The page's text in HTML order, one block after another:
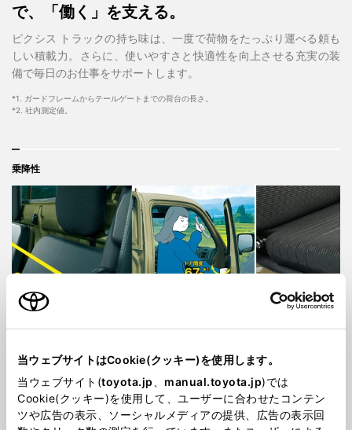
当ウェブサイトはCookie(クッキー)を使用します。
当ウェブサイト(toyota.jp manual.toyota.jp)では
Cookie(クッキー)を使用して、ユーザーに合わせたコンテン
ツや広告の表示、ソーシャルメディアの提供、広告の表示回
で、「働く」を支える。
ピクシス トラックの持ち味は、一度で荷物をたっぷり運べる頼も
しい積載力。さらに、使いやすさと快適性を向上させる充実の装
備で毎日のお仕事をサポートします。
*1. ガードフレームからテールゲートまでの荷台の長さ。
*2. 社内測定値。
乗降性
開放的な室内とスムーズな乗降性で、「働
く」を快適に。